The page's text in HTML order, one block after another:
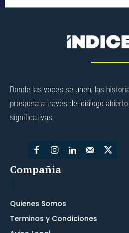
Donde las voces se unen, las
prospera a través del diálogo
significativas.
Compañia
Quienes Somos
Terminos y Condiciones